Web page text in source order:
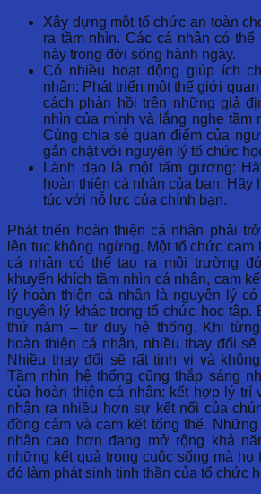
Xây dựng một tổ chức an toàn
ra tầm nhìn. Các cá nhân có
này trong đời sống hành ngày.
Có nhiều hoạt động giúp ích
nhân: Phát triển một thế giới
cách phản hồi trên những giả
nhìn của mình và lắng nghe tầm
Cùng chia sẻ quan điểm của
gắn chặt với nguyên lý tổ chức
Lãnh đạo là một tấm gương:
hoàn thiện cá nhân của bạn. Hãy
túc với nỗ lực của chính bạn.
Phát triển hoàn thiện cá nhân phải
lên tục không ngừng. Một tổ chức
cá nhân có thể tạo ra môi trường
khuyến khích tầm nhìn cá nhân, cam
lý hoàn thiện cá nhân là nguyên lý
nguyên lý khác trong tổ chức học tâp.
thứ năm – tư duy hệ thống. Khi
hoàn thiện cá nhân, nhiều thay đổi
Nhiều thay đổi sẽ rất tinh vi và
Tầm nhìn hệ thống cũng thắp sáng
của hoàn thiện cá nhân: kết hợp lý trí
nhận ra nhiều hơn sự kết nối của
đồng cảm và cam kết tổng thể.
nhân cao hơn đang mở rộng khả
những kết quả trong cuộc sống mà
đó làm phát sinh tinh thần của tổ chức